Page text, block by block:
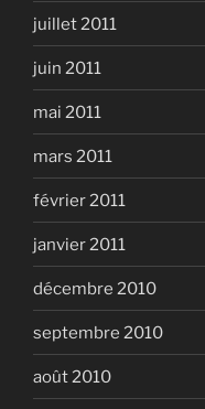
juillet 2011
juin 2011
mai 2011
mars 2011
février 2011
janvier 2011
décembre 2010
septembre 2010
août 2010